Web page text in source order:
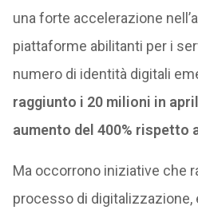
una forte accelerazione
piattaforme abilitanti per i
numero di identità digitali
raggiunto i 20 milioni in
aumento del 400% rispetto
Ma occorrono iniziative che
processo di digitalizzazione,